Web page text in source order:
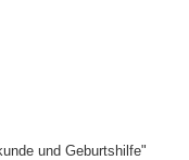
und Geburtshilfe"